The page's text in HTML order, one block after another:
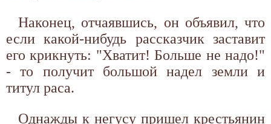
Наконец, отчаявшись, он объявил, что
если какой-нибудь рассказчик заставит
его крикнуть: "Хватит! Больше не надо!"
- то получит большой надел земли и
титул раса.
Однажды к негусу пришел крестьянин